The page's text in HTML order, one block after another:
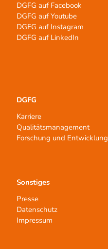
DGFG auf Facebook
DGFG auf Youtube
DGFG auf Instagram
DGFG auf LinkedIn
DGFG
Karriere
Qualitätsmanagement
Forschung und Entwicklung
Sonstiges
Presse
Datenschutz
Impressum